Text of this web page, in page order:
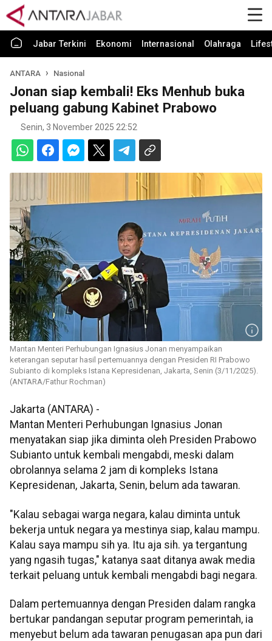
Jabar Terkini Ekonomi Internasional Olahraga
ANTARA Nasional
Jonan siap kembali! Eks Menhub buka
peluang gabung Kabinet Prabowo
Senin, 3 November 2025 22:52
Mantan Menteri Perhubungan Ignasius Jonan menyampaikan
keterangan seputar hasil pertemuannya dengan Presiden RI Prabowo
Subianto di kompleks Istana Kepresidenan, Jakarta, Senin (3/11/2025).
(ANTARA/Fathur Rochman)
Jakarta (ANTARA) -
Mantan Menteri Perhubungan Ignasius Jonan
menyatakan siap jika diminta oleh Presiden Prabowo
Subianto untuk kembali mengabdi, meski dalam
obrolannya selama 2 jam di kompleks Istana
Kepresidenan, Jakarta, Senin, belum ada tawaran.
"Kalau sebagai warga negara, kalau diminta untuk
bekerja untuk negara ya mestinya siap, kalau mampu.
Kalau saya mampu sih ya. Itu aja sih. ya tergantung
yang ngasih tugas," katanya saat ditanya awak media
terkait peluang untuk kembali mengabdi bagi negara.
Dalam pertemuannya dengan Presiden dalam rangka
bertukar pandangan seputar program pemerintah, ia
menyebut belum ada tawaran penugasan apa pun dari